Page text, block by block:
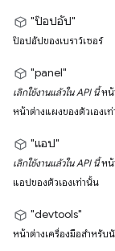
"ป๊อปอัป"
ป๊อปอัปของเบราว์เซอร์
"panel"
เลิกใช้งานแล้วใน API นี้หน้
หน้าต่างแผงของตัวเองเ
"แอป"
เลิกใช้งานแล้วใน API นี้หน้
แอปของตัวเองเท่านั้น
"devtools"
หน้าต่างเครื่องมือสำหรั